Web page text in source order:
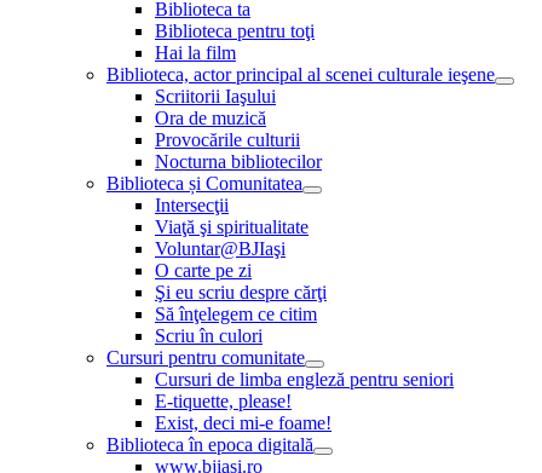
Biblioteca ta
Biblioteca pentru toţi
Hai la film
Biblioteca, actor principal al scenei culturale ieşene
Scriitorii Iaşului
Ora de muzică
Provocările culturii
Nocturna bibliotecilor
Biblioteca și Comunitatea
Intersecţii
Viaţă şi spiritualitate
Voluntar@BJIaşi
O carte pe zi
Şi eu scriu despre cărţi
Să înţelegem ce citim
Scriu în culori
Cursuri pentru comunitate
Cursuri de limba engleză pentru seniori
E-tiquette, please!
Exist, deci mi-e foame!
Biblioteca în epoca digitală
www.bjiasi.ro